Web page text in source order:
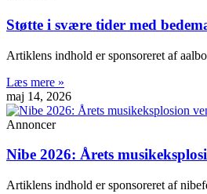
Støtte i svære tider med
Artiklens indhold er sponsoreret af
Læs mere »
maj 14, 2026
Annoncer
Nibe 2026: Årets
Artiklens indhold er sponsoreret af